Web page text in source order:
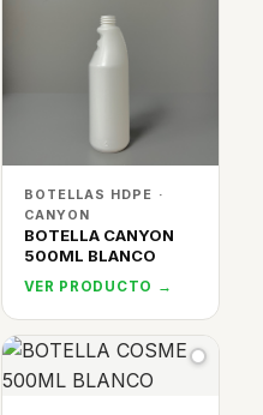
BOTELLAS HDPE ·
CANYON
BOTELLA CANYON
500ML BLANCO
VER PRODUCTO →